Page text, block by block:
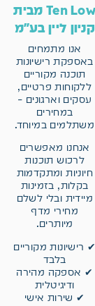
Ten Low מבית
קניון ליין בע"מ
אנו מתמחים
באספקת רישיונות
תוכנה מקוריים
ללקוחות פרטיים,
עסקים וארגונים –
במחירים
משתלמים במיוחד.
אנחנו מאפשרים
לרכוש תוכנות
חיוניות ומתקדמות
בקלות, בזמינות
מיידית ובלי לשלם
מחירי מדף
מיותרים.
✔ רישיונות מקוריים
בלבד
✔ אספקה מהירה
ודיגיטלית
✔ שירות אישי